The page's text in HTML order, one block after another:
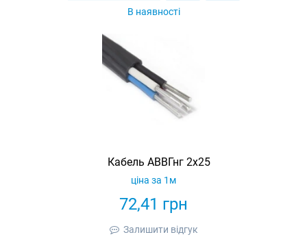
В наявності
Кабель АВВГнг 2х25
72,41 грн
ціна за 1м
Залишити відгук